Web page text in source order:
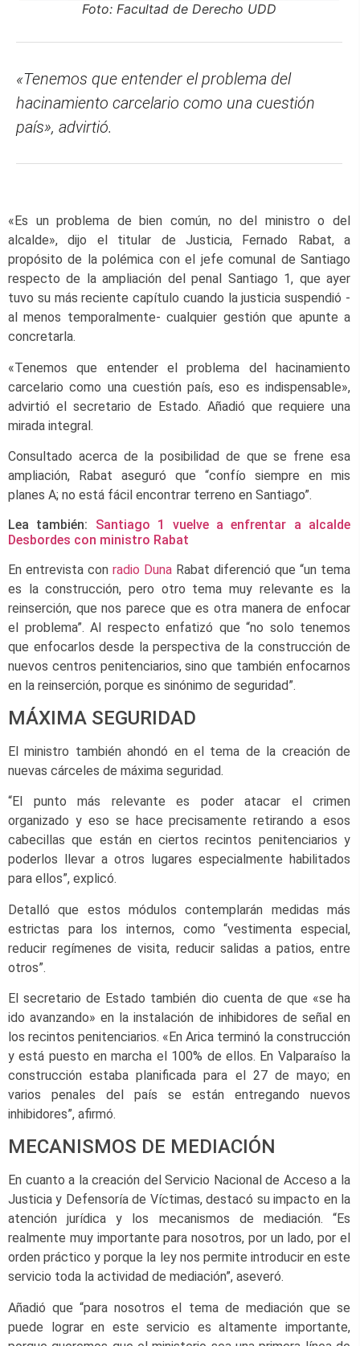
Foto: Facultad de Derecho UDD
«Tenemos que entender el problema del
hacinamiento carcelario como una cuestión
país», advirtió.
«Es un problema de bien común, no del ministro o del
alcalde», dijo el titular de Justicia, Fernado Rabat, a
propósito de la polémica con el jefe comunal de Santiago
respecto de la ampliación del penal Santiago 1, que ayer
tuvo su más reciente capítulo cuando la justicia suspendió -
al menos temporalmente- cualquier gestión que apunte a
concretarla.
«Tenemos que entender el problema del hacinamiento
carcelario como una cuestión país, eso es indispensable»,
advirtió el secretario de Estado. Añadió que requiere una
mirada integral.
Consultado acerca de la posibilidad de que se frene esa
ampliación, Rabat aseguró que “confío siempre en mis
planes A; no está fácil encontrar terreno en Santiago”.
Lea también: Santiago 1 vuelve a enfrentar a alcalde
Desbordes con ministro Rabat
En entrevista con radio Duna Rabat diferenció que “un tema
es la construcción, pero otro tema muy relevante es la
reinserción, que nos parece que es otra manera de enfocar
el problema”. Al respecto enfatizó que “no solo tenemos
que enfocarlos desde la perspectiva de la construcción de
nuevos centros penitenciarios, sino que también enfocarnos
en la reinserción, porque es sinónimo de seguridad”.
MÁXIMA SEGURIDAD
El ministro también ahondó en el tema de la creación de
nuevas cárceles de máxima seguridad.
“El punto más relevante es poder atacar el crimen
organizado y eso se hace precisamente retirando a esos
cabecillas que están en ciertos recintos penitenciarios y
poderlos llevar a otros lugares especialmente habilitados
para ellos”, explicó.
Detalló que estos módulos contemplarán medidas más
estrictas para los internos, como “vestimenta especial,
reducir regímenes de visita, reducir salidas a patios, entre
otros”.
El secretario de Estado también dio cuenta de que «se ha
ido avanzando» en la instalación de inhibidores de señal en
los recintos penitenciarios. «En Arica terminó la construcción
y está puesto en marcha el 100% de ellos. En Valparaíso la
construcción estaba planificada para el 27 de mayo; en
varios penales del país se están entregando nuevos
inhibidores”, afirmó.
MECANISMOS DE MEDIACIÓN
En cuanto a la creación del Servicio Nacional de Acceso a la
Justicia y Defensoría de Víctimas, destacó su impacto en la
atención jurídica y los mecanismos de mediación. “Es
realmente muy importante para nosotros, por un lado, por el
orden práctico y porque la ley nos permite introducir en este
servicio toda la actividad de mediación”, aseveró.
Añadió que “para nosotros el tema de mediación que se
puede lograr en este servicio es altamente importante,